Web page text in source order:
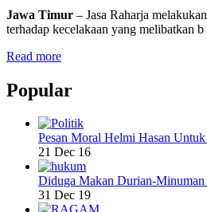
Jawa Timur – Jasa Raharja
terhadap kecelakaan yang melibatkan b
Read more
Popular
Pesan Moral Helmi Hasan
21 Dec 16
Diduga Makan Durian-
31 Dec 19